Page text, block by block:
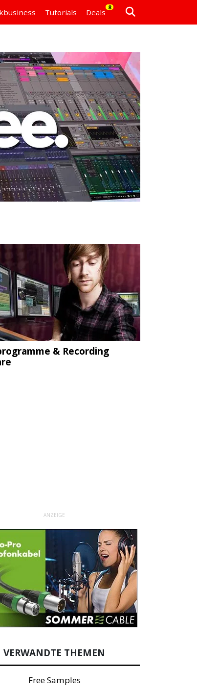
Tutorials Deals
8
& Recording
ANZEIGE
VERWANDTE THEMEN
Free Samples